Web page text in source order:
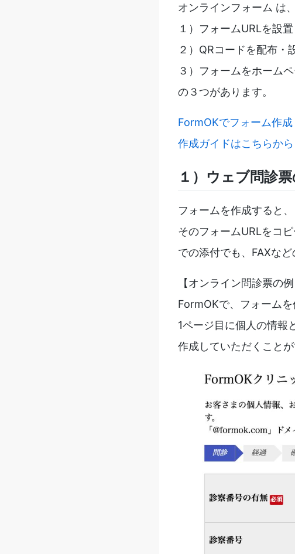
オンラインフォーム は、
１）フォームURLを設
２）QRコードを配布・
３）フォームをホーム
の３つがあります。
FormOKでフォーム作成
作成ガイドはこちらから
１）ウェブ問診
フォームを作成すると
そのフォームURLをコ
での添付でも、FAXな
【オンライン問診票の例
FormOKで、フォームを
1ページ目に個人の情報
作成していただくことが